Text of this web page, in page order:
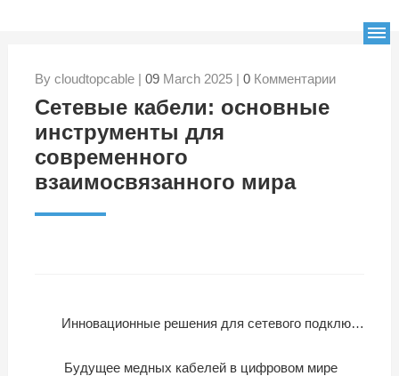
By cloudtopcable | 09March 2025 | 0Комментарии
Сетевые кабели: основные
инструменты для
современного
взаимосвязанного мира
Инновационные решения для сетевого подключения с использованием кабеля CloudTop
Будущее медных кабелей в цифровом мире